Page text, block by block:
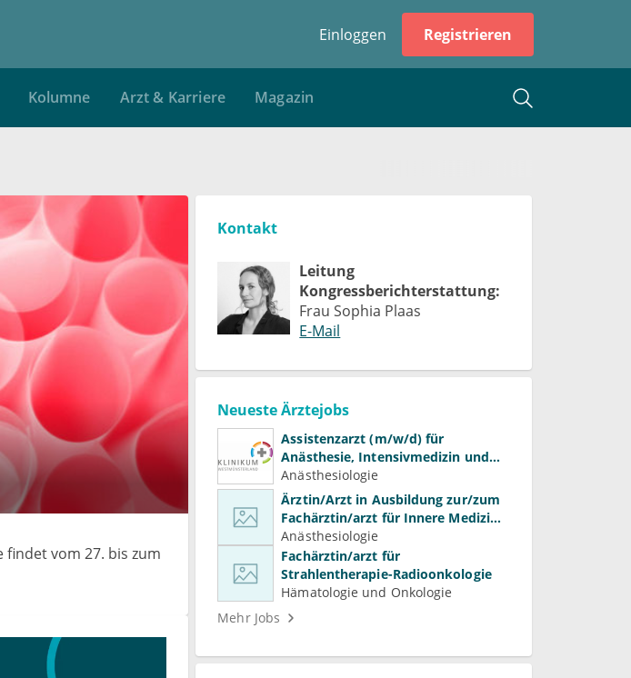
Einloggen Registrieren
Kolumne Arzt & Karriere Magazin
vom 27. bis zum
Kontakt
Leitung
Kongressberichterstattung:
Frau Sophia Plaas
E-Mail
Neueste Ärztejobs
Assistenzarzt (m/w/d) für
Anästhesie, Intensivmedizin und
Schmerztherapie
Anästhesiologie
Ärztin/Arzt in Ausbildung zur/zum
Fachärztin/arzt für Innere Medizin
(Kardiologie, Nephrologie,
Intensivmedizin)
Anästhesiologie
Fachärztin/arzt für
Strahlentherapie-Radioonkologie
Hämatologie und Onkologie
Mehr Jobs